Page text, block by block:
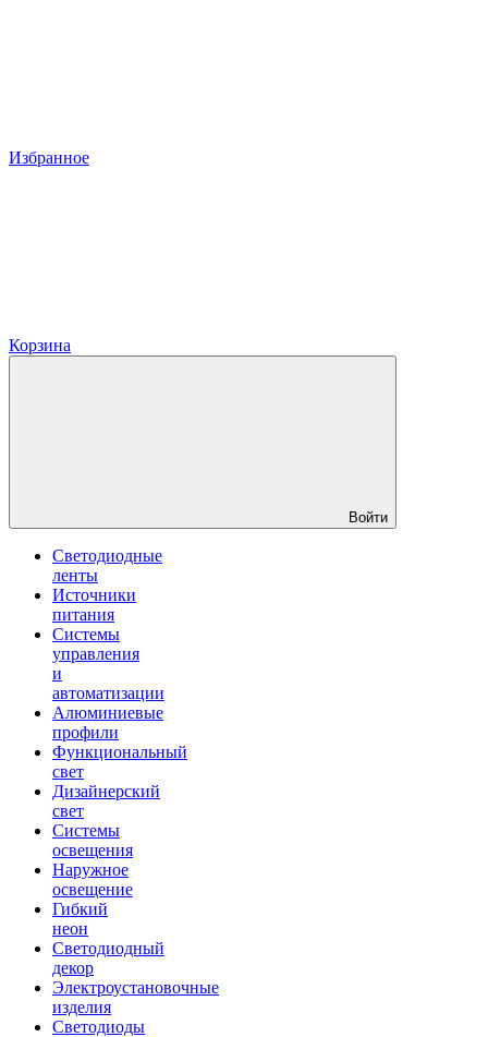
Избранное
Корзина
Войти
Светодиодные
ленты
Источники
питания
Системы
управления
и
автоматизации
Алюминиевые
профили
Функциональный
свет
Дизайнерский
свет
Системы
освещения
Наружное
освещение
Гибкий
неон
Светодиодный
декор
Электроустановочные
изделия
Светодиоды